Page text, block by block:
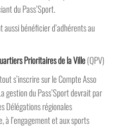
du Pass’Sport.
aussi bénéficier d’adhérents au
Prioritaires de la Ville(QPV)
s’inscrire sur le Compte Asso
gestion du Pass’Sport devrait par
Délégations régionales
à l’engagement et aux sports